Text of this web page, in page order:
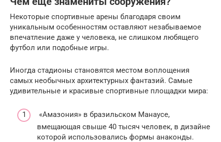
Некоторые спортивные арены благодаря своим
уникальным особенностям оставляют незабываемое
впечатление даже у человека, не слишком любящего
футбол или подобные игры.
Иногда стадионы становятся местом воплощения
самых необычных архитектурных фантазий. Самые
удивительные и красивые спортивные площадки мира:
«Амазония» в бразильском Манаусе,
вмещающая свыше 40 тысяч человек, в дизайне
которой использовались формы анаконды.